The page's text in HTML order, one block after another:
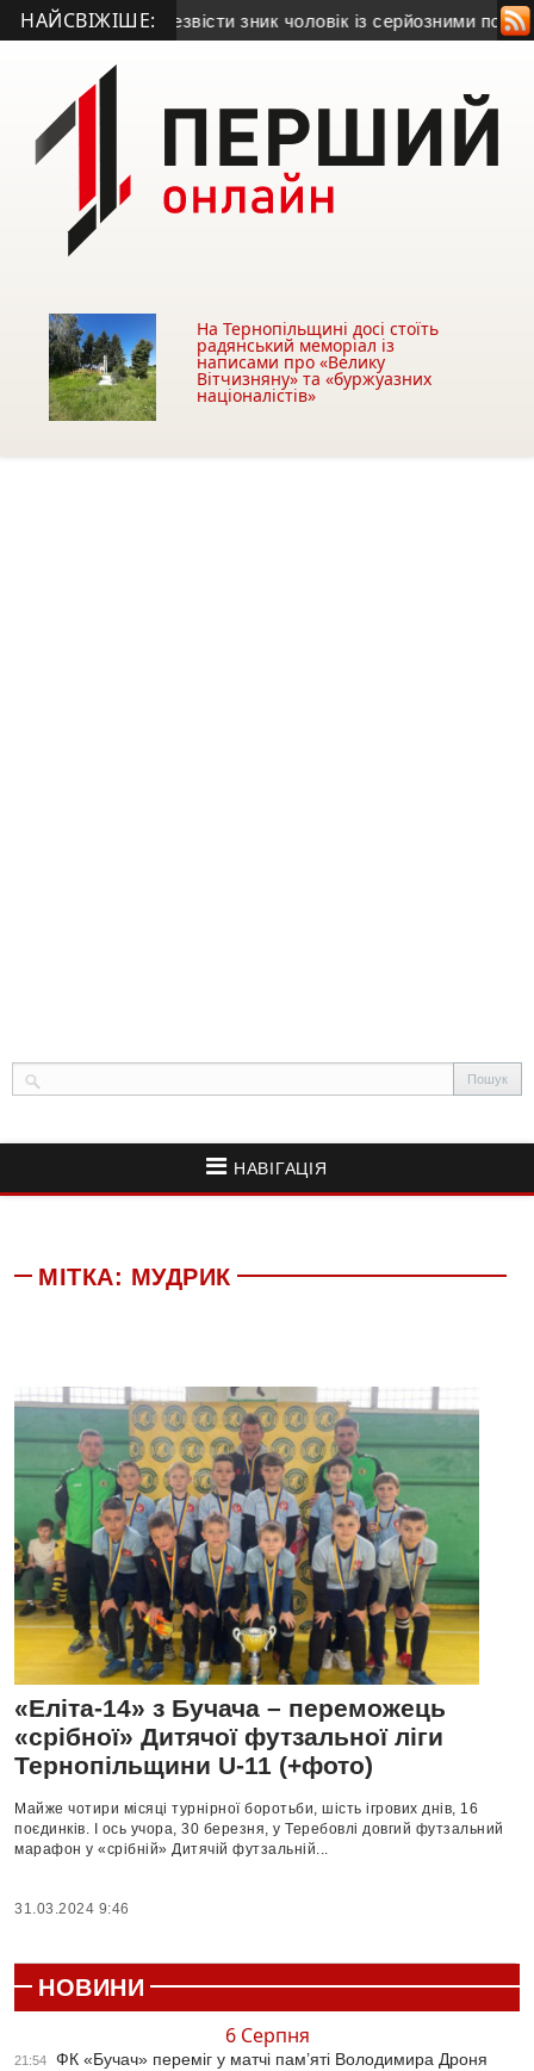
НАЙСВІЖІШЕ:
На Зборівщині безвісти зник чоловік із серйозними
На Тернопільщині досі стоїть
радянський меморіал із
написами про «Велику
Вітчизняну» та «буржуазних
націоналістів»
НАВІГАЦІЯ
МІТКА: МУДРИК
«Еліта-14» з Бучача – переможець
«срібної» Дитячої футзальної ліги
Тернопільщини U-11 (+фото)
Майже чотири місяці турнірної боротьби, шість ігрових днів, 16
поєдинків. І ось учора, 30 березня, у Теребовлі довгий футзальний
марафон у «срібній» Дитячій футзальній...
31.03.2024 9:46
НОВИНИ
6 Серпня
21:54 ФК «Бучач» переміг у матчі пам’яті Володимира Дроня